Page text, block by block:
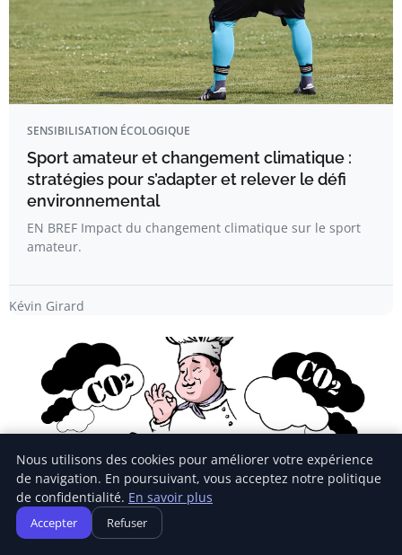
SENSIBILISATION ÉCOLOGIQUE
Sport amateur et changement climatique :
stratégies pour s’adapter et relever le défi
environnemental
EN BREF Impact du changement climatique sur le sport
amateur.
Kévin Girard
SENSIBILISATION ÉCOLOGIQUE
Nous utilisons des cookies pour améliorer votre expérience
de navigation. En poursuivant, vous acceptez notre politique
de confidentialité. En savoir plus
Accepter Refuser